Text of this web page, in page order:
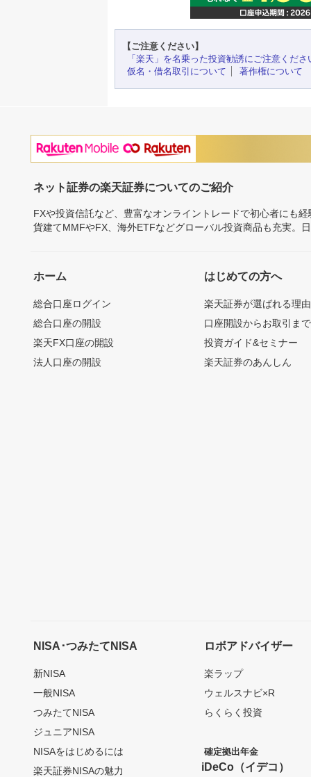
【ご注意ください】
「楽天」を名乗った投資勧誘にご注意くださ
仮名・借名取引について
著作権について
ネット証券の楽天証券についてのご紹介
FXや投資信託など、豊富なオンライントレードで初心者にも
貨建てMMFやFX、海外ETFなどグローバル投資商品も充実。
ホーム
総合口座ログイン
総合口座の開設
楽天FX口座の開設
法人口座の開設
はじめての方へ
楽天証券が選ばれる理由
口座開設からお取引ま
投資ガイド&セミナー
楽天証券のあんしん
NISA･つみたてNISA
新NISA
一般NISA
つみたてNISA
ジュニアNISA
NISAをはじめるには
楽天証券NISAの魅力
ロボアドバイザー
楽ラップ
ウェルスナビ×R
らくらく投資
確定拠出年金
iDeCo（イデコ）